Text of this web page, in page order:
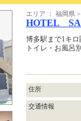
エリア ： 福岡県
HOTEL
博多駅まで1キ
トイレ・お風呂
住所
交通情報